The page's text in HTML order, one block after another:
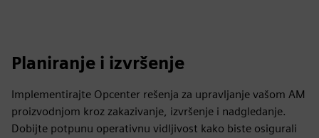
Planiranje i izvršenje
Implementirajte Opcenter rešenja za upravljanje vašom AM
proizvodnjom kroz zakazivanje, izvršenje i nadgledanje.
Dobijte potpunu operativnu vidljivost kako biste osigurali